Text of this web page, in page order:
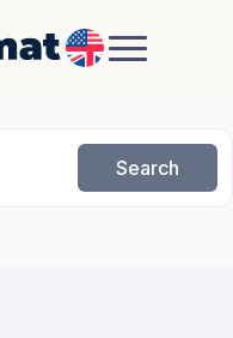
EN
Search